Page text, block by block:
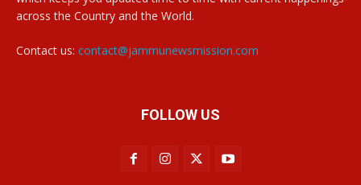
across the Country and the World.
Contact us: contact@jammunewsmission.com
FOLLOW US